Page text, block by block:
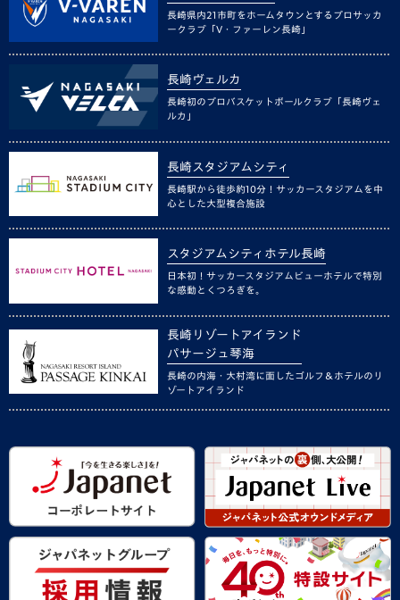
長崎県内21市町をホームタウンとするプロサッカ
ークラブ「V・ファーレン長崎」
長崎ヴェルカ
長崎初のプロバスケットボールクラブ「長崎ヴェ
ルカ」
長崎スタジアムシティ
長崎駅から徒歩約10分！サッカースタジアムを中
心とした大型複合施設
スタジアムシティホテル長崎
日本初！サッカースタジアムビューホテルで特別
な感動とくつろぎを。
長崎リゾートアイランド
パサージュ琴海
長崎の内海・大村湾に面したゴルフ＆ホテルのリ
ゾートアイランド